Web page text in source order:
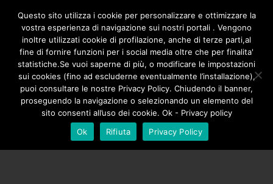
Questo sito utilizza i cookie per personalizzare e ottimizzare la
vostra esperienza di navigazione sui nostri portali . Vengono
inoltre utilizzati cookie di profilazione, anche di terze parti,al
fine di fornire funzioni per i social media oltre che per finalita'
statistiche.Se vuoi saperne di più, o modificare le impostazioni
sui cookies (fino ad escluderne eventualmente l’installazione),
puoi consultare le nostre Privacy Policy. Chiudendo il banner,
proseguendo la navigazione o selezionando un elemento del
sito consenti all’uso dei cookie. Ok - Privacy policy
Ok
Rifiuta Privacy Policy